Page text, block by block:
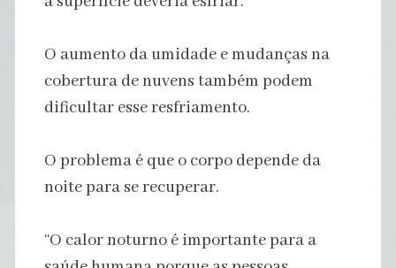
O aumento da umidade e mudanças na
cobertura de nuvens também podem
dificultar esse resfriamento.
O problema é que o corpo depende da
noite para se recuperar.
“O calor noturno é importante para a